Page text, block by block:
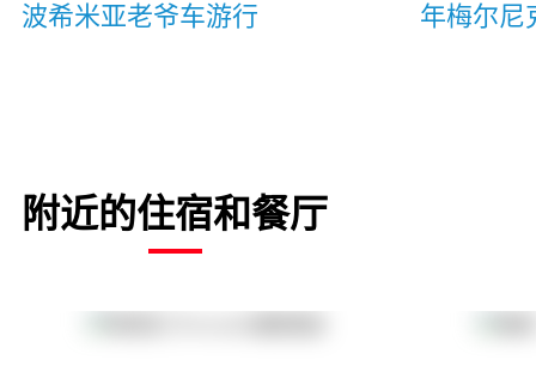
波希米亚老爷车游行 年梅尔尼
附近的住宿和餐厅